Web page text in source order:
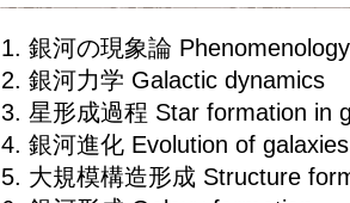
1. 銀河の現象論
2. 銀河力学 Galactic dynamics
3. 星形成過程 Star formation in
4. 銀河進化 Evolution of galaxies
5. 大規模構造形成 Structure